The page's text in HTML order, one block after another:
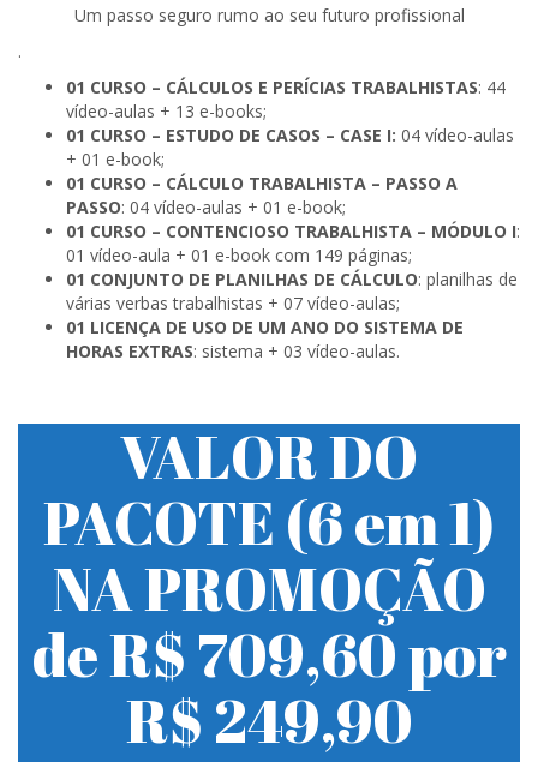
Um passo seguro rumo ao seu futuro profissional
.
01 CURSO – CÁLCULOS E PERÍCIAS TRABALHISTAS: 44
vídeo-aulas + 13 e-books;
01 CURSO – ESTUDO DE CASOS – CASE I: 04 vídeo-aulas
+ 01 e-book;
01 CURSO – CÁLCULO TRABALHISTA – PASSO A
PASSO: 04 vídeo-aulas + 01 e-book;
01 CURSO – CONTENCIOSO TRABALHISTA – MÓDULO I:
01 vídeo-aula + 01 e-book com 149 páginas;
01 CONJUNTO DE PLANILHAS DE CÁLCULO: planilhas de
várias verbas trabalhistas + 07 vídeo-aulas;
01 LICENÇA DE USO DE UM ANO DO SISTEMA DE
HORAS EXTRAS: sistema + 03 vídeo-aulas.
VALOR DO
PACOTE (6 em 1)
NA PROMOÇÃO
de R$ 709,60 por
R$ 249,90